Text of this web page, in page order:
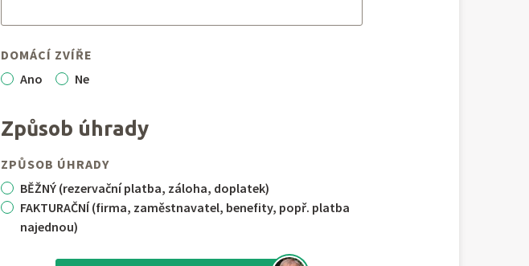
DOMÁCÍ ZVÍŘE
Ano
Ne
Způsob úhrady
ZPŮSOB ÚHRADY
BĚŽNÝ (rezervační platba, záloha, doplatek)
FAKTURAČNÍ (firma, zaměstnavatel, benefity, popř. platba
najednou)